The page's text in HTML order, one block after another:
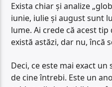
Exista chiar și analize
iunie, iulie și august sunt
lume. Ai crede că acest
există astăzi, dar nu, încă
Deci, ce este mai exact
de cine întrebi. Este un